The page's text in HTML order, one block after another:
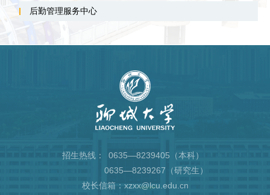
后勤管理服务中心
招生热线：
0635—8239405（本科）
0635—8239267（研究生）
校长信箱：xzxx@lcu.edu.cn